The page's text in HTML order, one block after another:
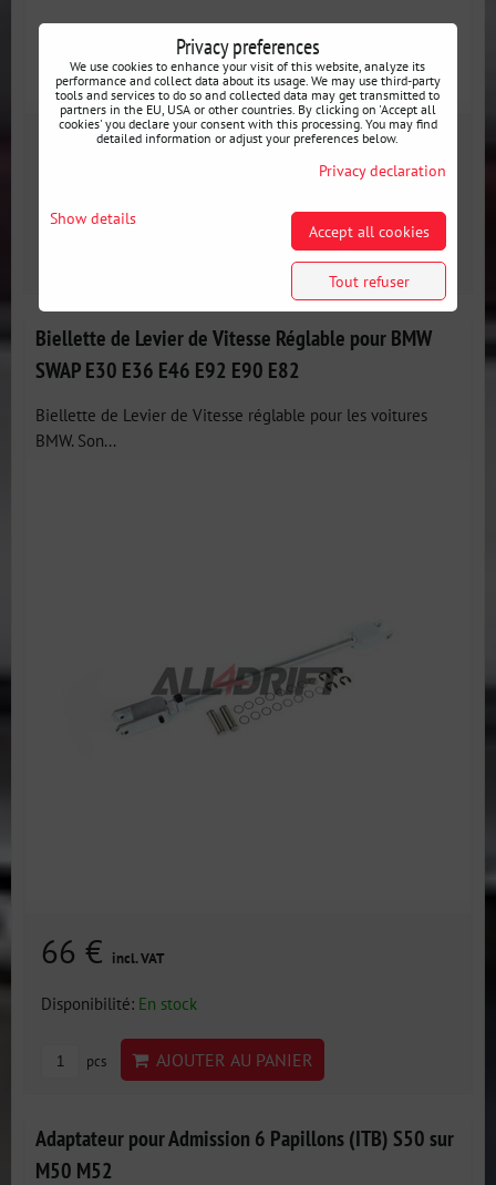
63 €
AJOUTER AU PANIER
Biellette de Levier de Vitesse Réglable pour BMW
SWAP E30 E36 E46 E92 E90 E82
Biellette de Levier de Vitesse réglable pour les voitures
BMW. Son...
66 € incl. VAT
Disponibilité: En stock
pcs AJOUTER AU PANIER
Adaptateur pour Admission 6 Papillons (ITB) S50 sur
M50 M52
Privacy preferences
We use cookies to enhance your visit of this website, analyze its
performance and collect data about its usage. We may use third-party
tools and services to do so and collected data may get transmitted to
partners in the EU, USA or other countries. By clicking on 'Accept all
cookies' you declare your consent with this processing. You may find
detailed information or adjust your preferences below.
Privacy declaration
Show details
Accept all cookies
Tout refuser